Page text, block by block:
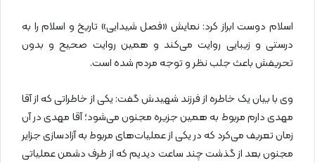
اسلام دوست ابراز کرد: نمایش «فصل شیدایی» تاریخ و اسلام را به
درستی و زیبایی روایت می‌کند و همین روایت صحیح و بدون
تحریفش باعث جلب نظر و توجه مردم شده است.
وی با بیان یک خاطره از فرزند شهیدش گفت: یکی از خاطراتی که از آقا
مهدی دارم مربوط به همین جزیره مجنون می‌شود؛ آقا مهدی در آن
زمان تعریف می‌کرد که در یکی از عملیات‌های مربوط به آزادسازی جزایر
مجنون بعد از گذشت چند ساعت دیدیم که از طرف دشمن عملیاتی